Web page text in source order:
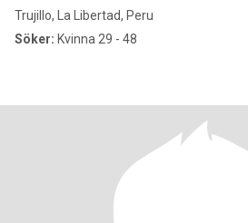
Trujillo, La Libertad, Peru
Söker: Kvinna 29 - 48